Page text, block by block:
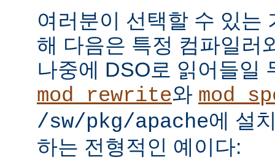
여러분이 선택할 수 있는
해 다음은 특정 컴파일러
나중에 DSO로 읽어들일
mod_rewrite와
/sw/pkg/apache에 설
하는 전형적인 예이다: